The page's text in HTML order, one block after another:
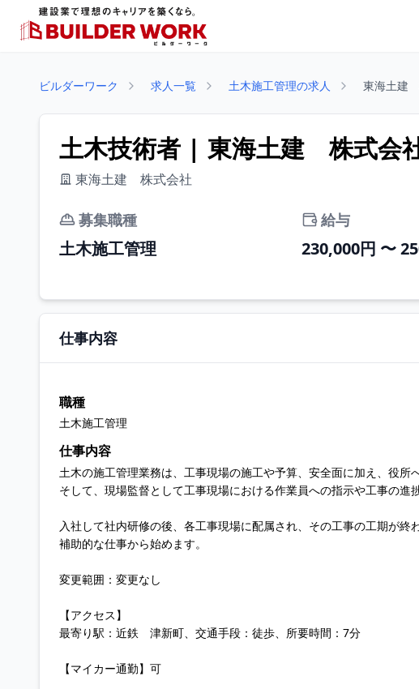
ビルダーワーク 求人一覧 土木施工管理の求人 東海土建
土木技術者 | 東海土建 株式会
東海土建 株式会社
募集職種
土木施工管理
給与
230,000円 〜
仕事内容
職種
土木施工管理
仕事内容
土木の施工管理業務は、工事現場の施工や予算、安全面に加え、役所
そして、現場監督として工事現場における作業員への指示や工事の進
入社して社内研修の後、各工事現場に配属され、その工事の工期が
補助的な仕事から始めます。
変更範囲：変更なし
【アクセス】
最寄り駅：近鉄 津新町、交通手段：徒歩、所要時間：7分
【マイカー通勤】可